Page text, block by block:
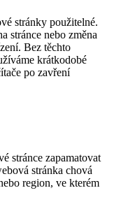
stránky použitelné.
stránce nebo změna
Bez těchto
krátkodobé
po zavření
stránce zapamatovat
stránka chová
region, ve kterém